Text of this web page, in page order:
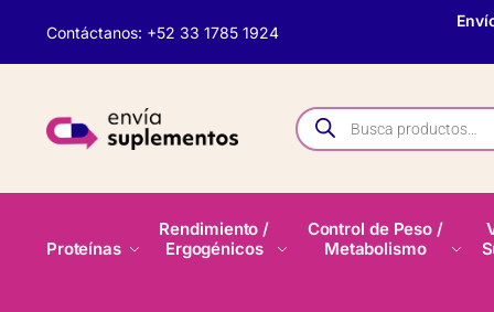
Contáctanos: +52 33 1785 1924
Proteínas
Rendimiento /
Ergogénicos
Control de Peso /
Metabolismo